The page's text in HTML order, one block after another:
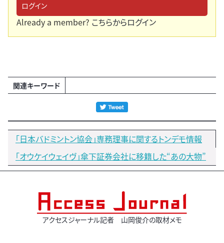
ログイン
Already a member? こちらからログイン
関連キーワード
｢日本バドミントン協会」専務理事に関するトンデモ情報
「オウケイウェイヴ｣傘下証券会社に移籍した“あの大物”
アクセスジャーナル記者 山岡俊介の取材メモ